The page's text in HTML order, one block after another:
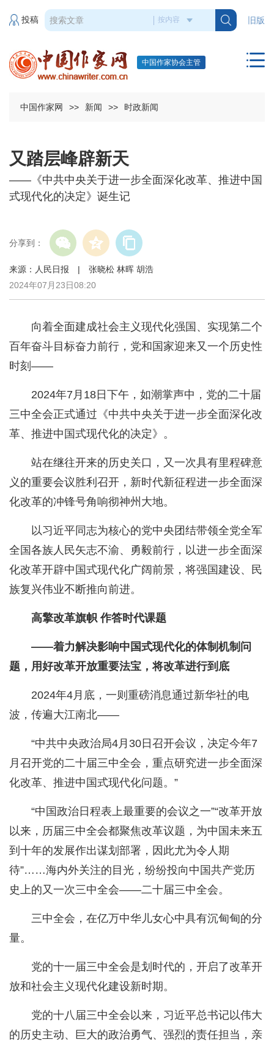
旧版
投稿
中国作家协会主管
中国作家网 >> 新闻 >> 时政新闻
又踏层峰辟新天
——《中共中央关于进一步全面深化改革、推进中国
式现代化的决定》诞生记
分享到：
来源：人民日报 | 张晓松 林晖 胡浩
2024年07月23日08:20
向着全面建成社会主义现代化强国、实现第二个
百年奋斗目标奋力前行，党和国家迎来又一个历史性
时刻——
2024年7月18日下午，如潮掌声中，党的二十届
三中全会正式通过《中共中央关于进一步全面深化改
革、推进中国式现代化的决定》。
站在继往开来的历史关口，又一次具有里程碑意
义的重要会议胜利召开，新时代新征程进一步全面深
化改革的冲锋号角响彻神州大地。
以习近平同志为核心的党中央团结带领全党全军
全国各族人民矢志不渝、勇毅前行，以进一步全面深
化改革开辟中国式现代化广阔前景，将强国建设、民
族复兴伟业不断推向前进。
高擎改革旗帜 作答时代课题
——着力解决影响中国式现代化的体制机制问
题，用好改革开放重要法宝，将改革进行到底
2024年4月底，一则重磅消息通过新华社的电
波，传遍大江南北——
“中共中央政治局4月30日召开会议，决定今年7
月召开党的二十届三中全会，重点研究进一步全面深
化改革、推进中国式现代化问题。”
“中国政治日程表上最重要的会议之一”“改革开放
以来，历届三中全会都聚焦改革议题，为中国未来五
到十年的发展作出谋划部署，因此尤为令人期
待”……海内外关注的目光，纷纷投向中国共产党历
史上的又一次三中全会——二十届三中全会。
三中全会，在亿万中华儿女心中具有沉甸甸的分
量。
党的十一届三中全会是划时代的，开启了改革开
放和社会主义现代化建设新时期。
党的十八届三中全会以来，习近平总书记以伟大
的历史主动、巨大的政治勇气、强烈的责任担当，亲